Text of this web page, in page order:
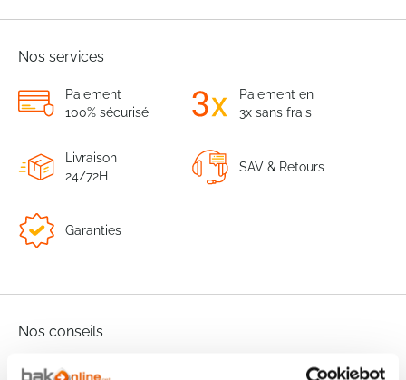
Nos services
Paiement
100% sécurisé
Paiement en
3x sans frais
Livraison
24/72H
SAV & Retours
Garanties
Nos conseils